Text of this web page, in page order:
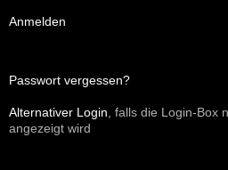
Anmelden
Passwort vergessen?
Alternativer Login , falls die Login-Box
angezeigt wird